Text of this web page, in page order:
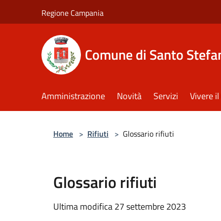
Regione Campania
Comune di Santo
Amministrazione Novità Servizi Vivere
Home > Rifiuti > Glossario rifiuti
Glossario rifiuti
Ultima modifica 27 settembre 2023